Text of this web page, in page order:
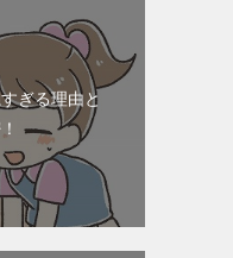
ぎる理由と